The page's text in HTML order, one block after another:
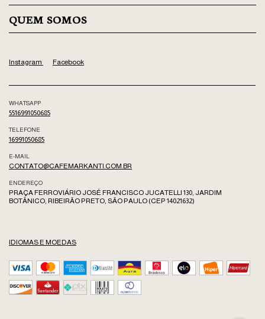
QUEM SOMOS
Instagram Facebook
WHATSAPP
5516991050685
TELEFONE
16991050685
E-MAIL
CONTATO@CAFEMARKANTI.COM.BR
ENDEREÇO
PRAÇA FERROVIÁRIO JOSÉ FRANCISCO JUCATELLI 130, JARDIM
BOTÂNICO, RIBEIRÃO PRETO, SÃO PAULO (CEP 14021632)
IDIOMAS E MOEDAS